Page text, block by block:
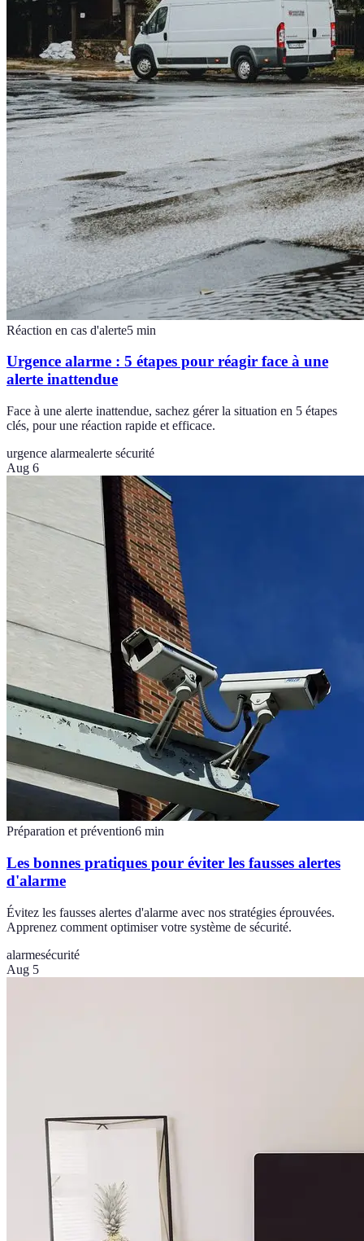
Réaction en cas d'alerte5 min
Urgence alarme : 5 étapes pour réagir face à une
alerte inattendue
Face à une alerte inattendue, sachez gérer la situation en 5 étapes
clés, pour une réaction rapide et efficace.
urgence alarmealerte sécurité
Aug 6
Préparation et prévention6 min
Les bonnes pratiques pour éviter les fausses alertes
d'alarme
Évitez les fausses alertes d'alarme avec nos stratégies éprouvées.
Apprenez comment optimiser votre système de sécurité.
alarmesécurité
Aug 5